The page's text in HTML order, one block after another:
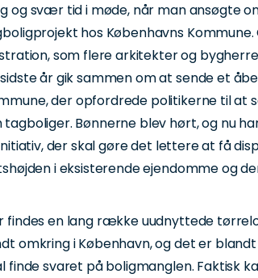
og svær tid i møde, når man ansøgte
hos Københavns
som flere arkitekter og
år gik sammen om at sende et
der opfordrede politikerne til at
tagboliger. Bønnerne blev hørt, og nu
der skal gøre det lettere at få
i eksisterende ejendomme og
findes en lang række uudnyttede
omkring i København, og det er
finde svaret på boligmanglen. Faktisk